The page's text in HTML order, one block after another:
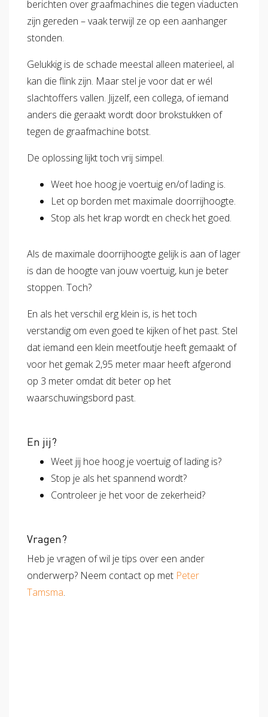
berichten over graafmachines die tegen viaducten
zijn gereden – vaak terwijl ze op een aanhanger
stonden.
Gelukkig is de schade meestal alleen materieel, al
kan die flink zijn. Maar stel je voor dat er wél
slachtoffers vallen. Jijzelf, een collega, of iemand
anders die geraakt wordt door brokstukken of
tegen de graafmachine botst.
De oplossing lijkt toch vrij simpel.
Weet hoe hoog je voertuig en/of lading is.
Let op borden met maximale doorrijhoogte.
Stop als het krap wordt en check het goed.
Als de maximale doorrijhoogte gelijk is aan of lager
is dan de hoogte van jouw voertuig, kun je beter
stoppen. Toch?
En als het verschil erg klein is, is het toch
verstandig om even goed te kijken of het past. Stel
dat iemand een klein meetfoutje heeft gemaakt of
voor het gemak 2,95 meter maar heeft afgerond
op 3 meter omdat dit beter op het
waarschuwingsbord past.
En jij?
Weet jij hoe hoog je voertuig of lading is?
Stop je als het spannend wordt?
Controleer je het voor de zekerheid?
Vragen?
Heb je vragen of wil je tips over een ander
onderwerp? Neem contact op met Peter
Tamsma.